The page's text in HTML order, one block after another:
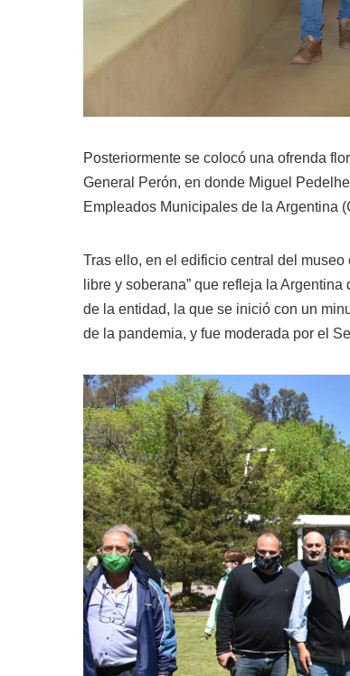
Posteriormente se colocó una ofrenda
General Perón, en donde Miguel
Empleados Municipales de la Argentina
Tras ello, en el edificio central del
libre y soberana” que refleja la
de la entidad, la que se inició con un
de la pandemia, y fue moderada por el